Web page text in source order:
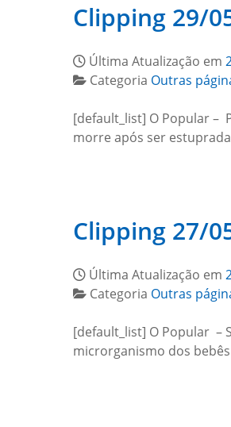
Clipping 29/
Última Atualização em
Categoria Outras
[default_list] O Popular –
morre após ser
Clipping 27/
Última Atualização em
Categoria Outras
[default_list] O Popular –
microrganismo dos